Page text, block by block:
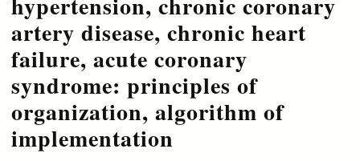
artery disease, chronic heart
failure, acute coronary
syndrome: principles of
organization, algorithm of
implementation